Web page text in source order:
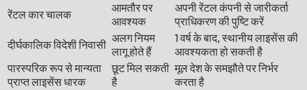
रेंटल कार चालक
आमतौर पर
आवश्यक
अपनी रेंटल कंपनी से जारीकर्ता
प्राधिकरण की पुष्टि करें
दीर्घकालिक विदेशी निवासी अलग नियम
लागू होते हैं
1 वर्ष के बाद, स्थानीय लाइसेंस की
आवश्यकता हो सकती है
पारस्परिक रूप से मान्यता
प्राप्त लाइसेंस धारक
छूट मिल सकती
है
मूल देश के समझौते पर निर्भर
करता है